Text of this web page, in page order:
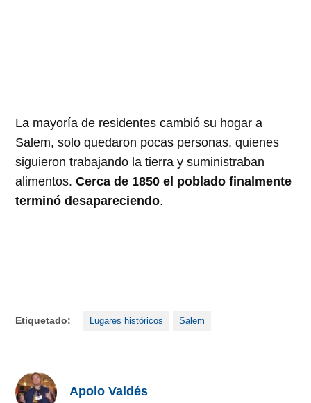
La mayoría de residentes cambió su hogar a
Salem, solo quedaron pocas personas, quienes
siguieron trabajando la tierra y suministraban
alimentos.Cerca de 1850 el poblado finalmente
terminó desapareciendo.
Etiquetado: Lugares históricos Salem
Apolo Valdés